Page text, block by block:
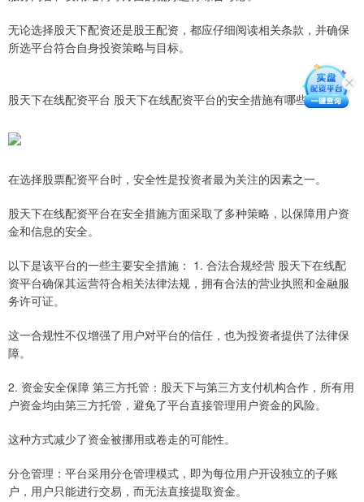
无论选择股天下配资还是股王配资，都应仔细阅读相关条款，并确保
所选平台符合自身投资策略与目标。
股天下在线配资平台 股天下在线配资平台的安全措施有哪些
在选择股票配资平台时，安全性是投资者最为关注的因素之一。
股天下在线配资平台在安全措施方面采取了多种策略，以保障用户资
金和信息的安全。
以下是该平台的一些主要安全措施： 1. 合法合规经营 股天下在线配
资平台确保其运营符合相关法律法规，拥有合法的营业执照和金融服
务许可证。
这一合规性不仅增强了用户对平台的信任，也为投资者提供了法律保
障。
2. 资金安全保障 第三方托管：股天下与第三方支付机构合作，所有用
户资金均由第三方托管，避免了平台直接管理用户资金的风险。
这种方式减少了资金被挪用或卷走的可能性。
分仓管理：平台采用分仓管理模式，即为每位用户开设独立的子账
户，用户只能进行交易，而无法直接提取资金。